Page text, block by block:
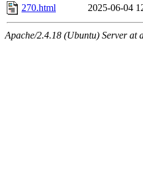
270.html
2025-06-04
Apache/2.4.18 (Ubuntu) Server at